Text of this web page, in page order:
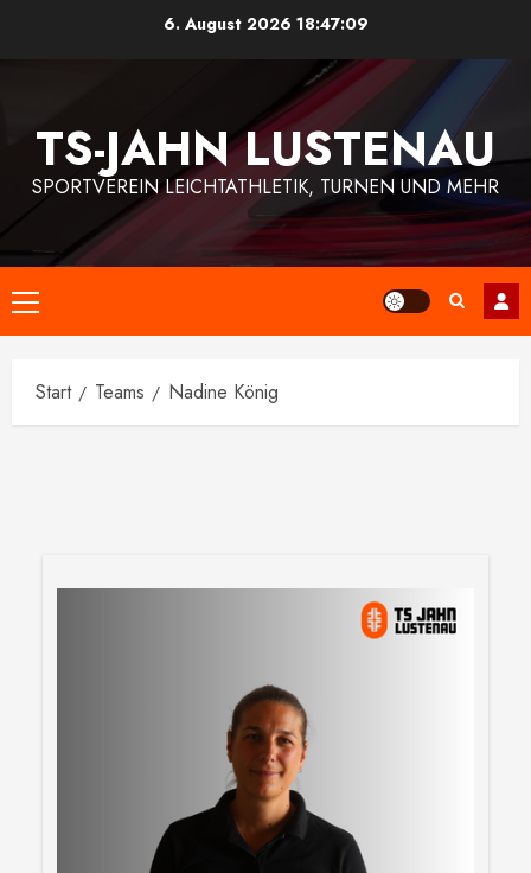
6. August 2026 18:47:09
TS-JAHN LUSTENAU
SPORTVEREIN LEICHTATHLETIK, TURNEN UND MEHR
Primäres
Menü
Start Teams Nadine König